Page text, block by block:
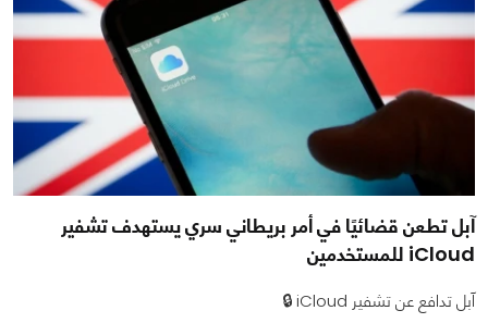
آبل تطعن قضائيًا في أمر بريطاني سري يستهدف تشفير
iCloud للمستخدمين
آبل تدافع عن تشفير iCloud 🔒